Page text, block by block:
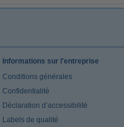
Informations sur l'entreprise
Conditions générales
Confidentialité
Déclaration d’accessibilité
Labels de qualité